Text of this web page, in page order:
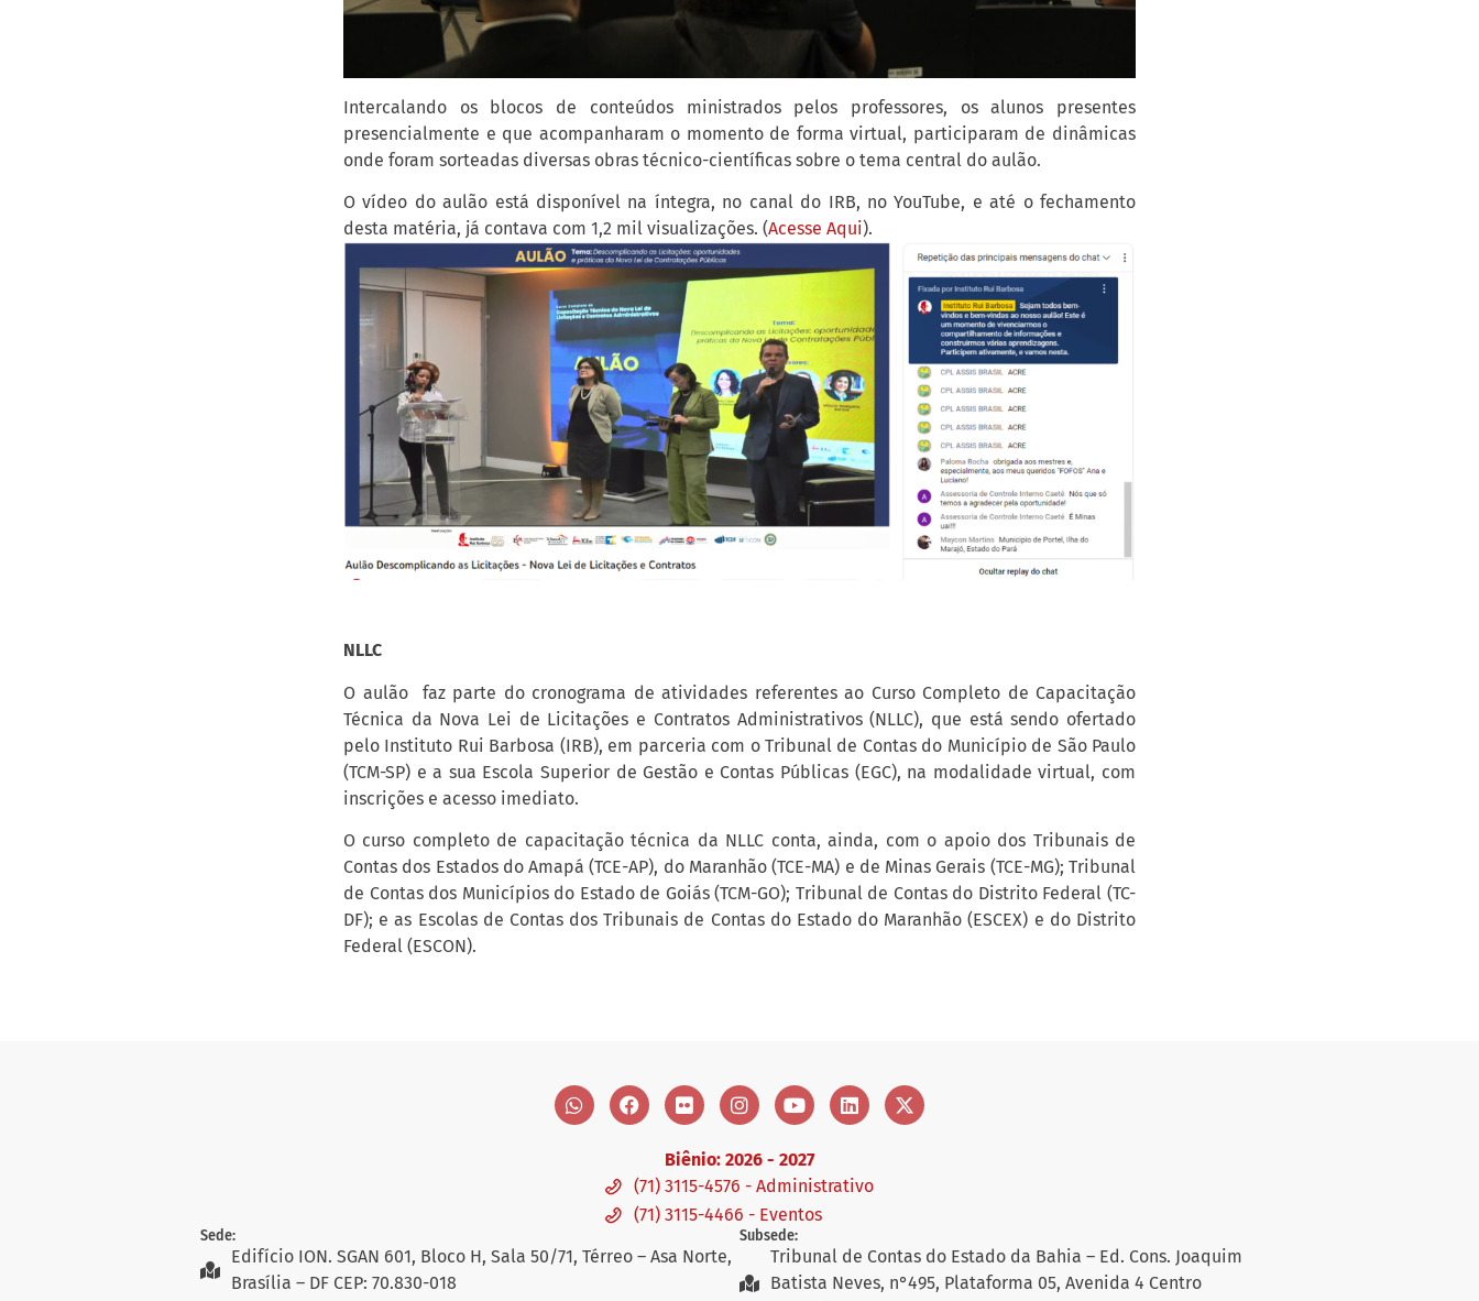
Intercalando os blocos de conteúdos ministrados pelos professores, os alunos presentes
presencialmente e que acompanharam o momento de forma virtual, participaram de dinâmicas
onde foram sorteadas diversas obras técnico-científicas sobre o tema central do aulão.
O vídeo do aulão está disponível na íntegra, no canal do IRB, no YouTube, e até o fechamento
desta matéria, já contava com 1,2 mil visualizações. (Acesse Aqui).
NLLC
O aulão faz parte do cronograma de atividades referentes ao Curso Completo de Capacitação
Técnica da Nova Lei de Licitações e Contratos Administrativos (NLLC), que está sendo ofertado
pelo Instituto Rui Barbosa (IRB), em parceria com o Tribunal de Contas do Município de São Paulo
(TCM-SP) e a sua Escola Superior de Gestão e Contas Públicas (EGC), na modalidade virtual, com
inscrições e acesso imediato.
O curso completo de capacitação técnica da NLLC conta, ainda, com o apoio dos Tribunais de
Contas dos Estados do Amapá (TCE-AP), do Maranhão (TCE-MA) e de Minas Gerais (TCE-MG); Tribunal
de Contas dos Municípios do Estado de Goiás (TCM-GO); Tribunal de Contas do Distrito Federal (TC-
DF); e as Escolas de Contas dos Tribunais de Contas do Estado do Maranhão (ESCEX) e do Distrito
Federal (ESCON).
Biênio: 2026 - 2027
(71) 3115-4576 - Administrativo
(71) 3115-4466 - Eventos
Sede:
Edifício ION. SGAN 601, Bloco H, Sala 50/71, Térreo – Asa Norte,
Brasília – DF CEP: 70.830-018
Subsede:
Tribunal de Contas do Estado da Bahia – Ed. Cons. Joaquim
Batista Neves, n°495, Plataforma 05, Avenida 4 Centro